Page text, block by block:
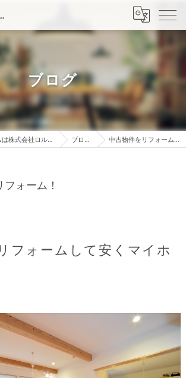
ブログ
名古屋のリフォームは株式会社ロルフ ブログ 中古物件をリフォーム！
ォーム！
フォームして安くマイホ